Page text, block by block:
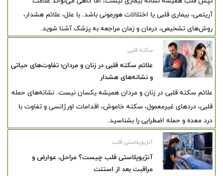
آریتمی، بیماری قلبی یا اختلالات هورمونی باشد. با علل، علائم هشدار،
روش‌های تشخیص، درمان و زمان مراجعه به پزشک آشنا شوید.
سکته قلبی
علائم سکته قلبی در زنان و مردان؛ تفاوت‌های حیاتی
و نشانه‌های هشدار
علائم سکته قلبی در زنان و مردان همیشه یکسان نیست. نشانه‌های حمله
قلبی، دردهای غیرمعمول، سکته خاموش، اقدامات اورژانسی و تفاوت با
درد معده و حمله اضطرابی را بشناسید.
آنژیوپلاستی قلب
آنژیوپلاستی قلب چیست؟ مراحل، عوارض و
مراقبت بعد از استنت